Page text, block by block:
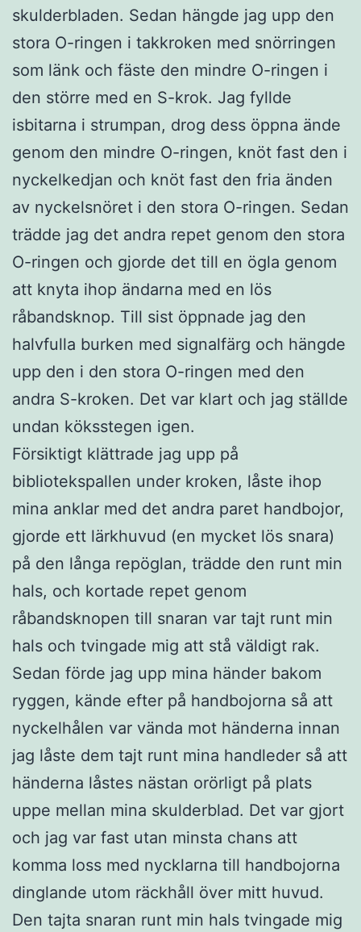
skulderbladen. Sedan hängde jag upp den
stora O-ringen i takkroken med snörringen
som länk och fäste den mindre O-ringen i
den större med en S-krok. Jag fyllde
isbitarna i strumpan, drog dess öppna ände
genom den mindre O-ringen, knöt fast den i
nyckelkedjan och knöt fast den fria änden
av nyckelsnöret i den stora O-ringen. Sedan
trädde jag det andra repet genom den stora
O-ringen och gjorde det till en ögla genom
att knyta ihop ändarna med en lös
råbandsknop. Till sist öppnade jag den
halvfulla burken med signalfärg och hängde
upp den i den stora O-ringen med den
andra S-kroken. Det var klart och jag ställde
undan köksstegen igen.
Försiktigt klättrade jag upp på
bibliotekspallen under kroken, låste ihop
mina anklar med det andra paret handbojor,
gjorde ett lärkhuvud (en mycket lös snara)
på den långa repöglan, trädde den runt min
hals, och kortade repet genom
råbandsknopen till snaran var tajt runt min
hals och tvingade mig att stå väldigt rak.
Sedan förde jag upp mina händer bakom
ryggen, kände efter på handbojorna så att
nyckelhålen var vända mot händerna innan
jag låste dem tajt runt mina handleder så att
händerna låstes nästan orörligt på plats
uppe mellan mina skulderblad. Det var gjort
och jag var fast utan minsta chans att
komma loss med nycklarna till handbojorna
dinglande utom räckhåll över mitt huvud.
Den tajta snaran runt min hals tvingade mig